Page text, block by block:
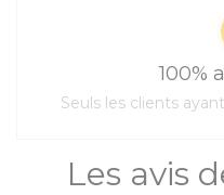
Les avis
100%
Seuls les clients